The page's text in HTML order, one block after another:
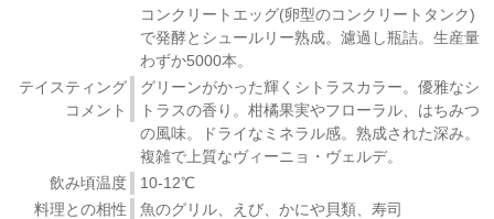
コンクリートエッグ(卵型のコンクリートタンク)
で発酵とシュールリー熟成。濾過し瓶詰。生産量
わずか5000本。
テイスティング
コメント
グリーンがかった輝くシトラスカラー。優雅なシ
トラスの香り。柑橘果実やフローラル、はちみつ
の風味。ドライなミネラル感。熟成された深み。
複雑で上質なヴィーニョ・ヴェルデ。
飲み頃温度
10-12℃
料理との相性
魚のグリル、えび、かにや貝類、寿司